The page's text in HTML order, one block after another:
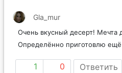
Gla_mur
Очень вкусный десерт! Мечта
Определённо приготовлю ещё
1 0 Ответить